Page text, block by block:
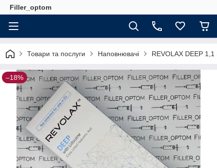
Filler_optom
Товари та послуги Наповнювачі REVOLAX DEEP
–18%